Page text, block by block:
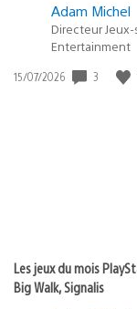
Adam Michel
Directeur
Entertainment
Date
15/07/2026 3
Les jeux du mois
Big Walk, Signalis